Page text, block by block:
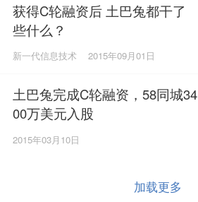
获得C轮融资后 土巴兔都干了
些什么？
新一代信息技术 2015年09月01日
土巴兔完成C轮融资，58同城34
00万美元入股
2015年03月10日
加载更多